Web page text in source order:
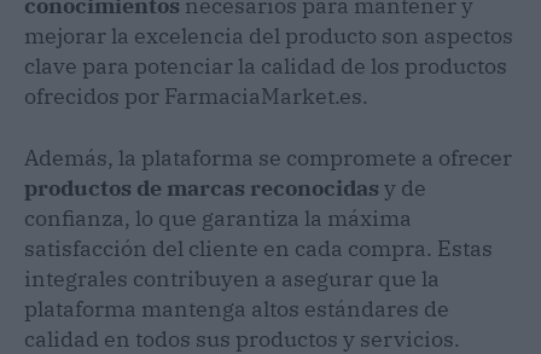
mejorar la excelencia del producto son aspectos
clave para potenciar la calidad de los productos
ofrecidos por FarmaciaMarket.es.
Además, la plataforma se compromete a ofrecer
productos de marcas reconocidas y de
confianza, lo que garantiza la máxima
satisfacción del cliente en cada compra. Estas
integrales contribuyen a asegurar que la
plataforma mantenga altos estándares de
calidad en todos sus productos y servicios.